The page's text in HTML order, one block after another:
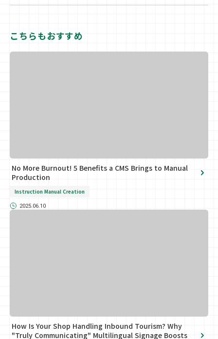
こちらもおすすめ
No More Burnout! 5 Benefits a CMS Brings to Manual
Production
Instruction Manual Creation
2025.06.10
How Is Your Shop Handling Inbound Tourism? Why
"Truly Communicating" Multilingual Signage Boosts